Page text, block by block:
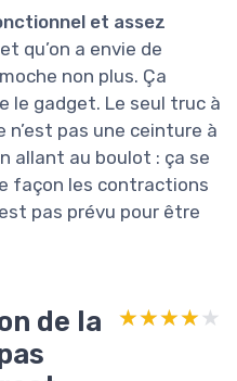
et assez
qu’on a envie de
non plus. Ça
le gadget. Le seul truc à
n’est pas une ceinture à
allant au boulot : ça se
façon les contractions
pas prévu pour être
de la
★★★★★
★★★★★